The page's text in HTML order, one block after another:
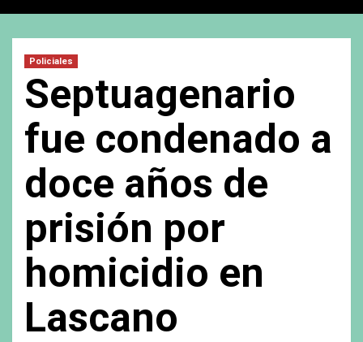
Policiales
Septuagenario
fue condenado a
doce años de
prisión por
homicidio en
Lascano